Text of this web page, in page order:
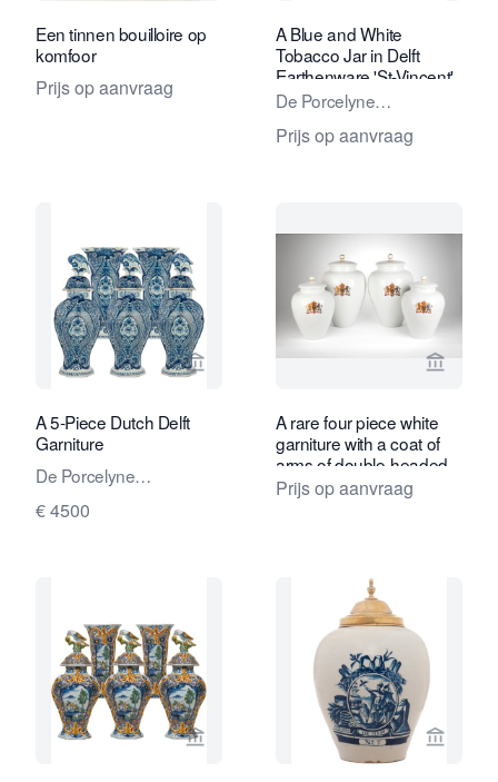
Een tinnen bouilloire op
komfoor
Prijs op aanvraag
A Blue and White
Tobacco Jar in Delft
Earthenware 'St-Vincent'
De Porcelyne
Lampetkan - The
Porcelan Ewer Factory
Prijs op aanvraag
Bekijk verkoperspagina van Van Nie
A 5-Piece Dutch Delft
Garniture
De Porcelyne
Lampetkan - The
€ 4500
Bekijk
A rare four piece white
garniture with a coat of
arms of double-headed
eagle
Prijs op aanvraag
Bekijk verkoperspagina van Van Nie
Bekijk